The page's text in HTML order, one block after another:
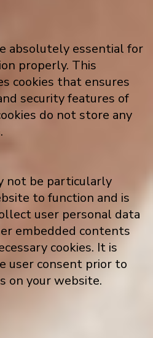
absolutely essential for
properly. This
cookies that ensures
security features of
do not store any
not be particularly
to function and is
user personal data
embedded contents
cookies. It is
user consent prior to
on your website.